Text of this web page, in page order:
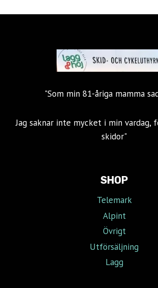
"Som min 81-åriga mamma
Jag saknar inte mycket i min vardag,
skidor"
SHOP
Telemark
Alpint
Övrigt
Utförsäljning
Lagg